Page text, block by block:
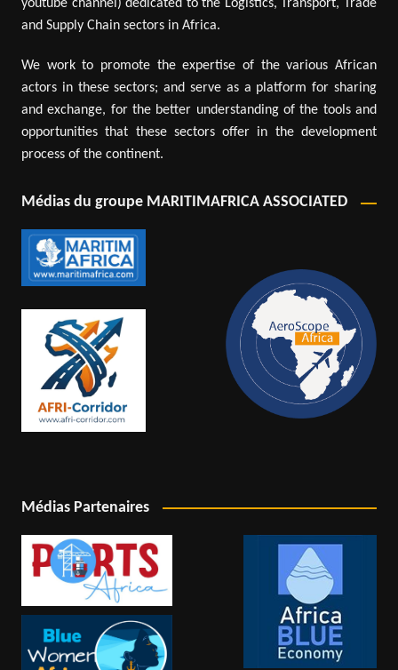
youtube channel) dedicated to the Logistics, Transport, Trade
and Supply Chain sectors in Africa.
We work to promote the expertise of the various African
actors in these sectors; and serve as a platform for sharing
and exchange, for the better understanding of the tools and
opportunities that these sectors offer in the development
process of the continent.
Médias du groupe MARITIMAFRICA ASSOCIATED
Médias Partenaires